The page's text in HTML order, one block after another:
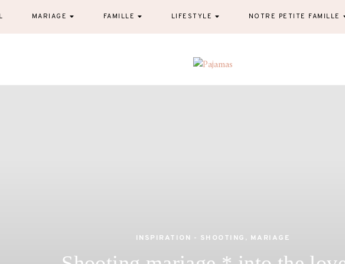
MARIAGE FAMILLE LIFESTYLE NOTRE PETITE FAMILLE
Pajamas
INSPIRATION - SHOOTING , MARIAGE